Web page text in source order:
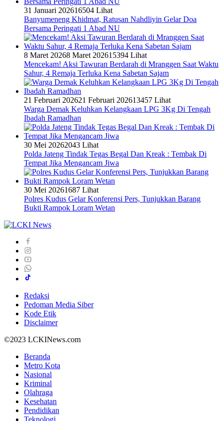
31 Januari 202616504 Lihat
Banyumeneng Khidmat, Ratusan Nahdliyin Gelar Doa
Bersama Peringati 1 Abad NU
8 Maret 20268 Maret 202615394 Lihat
Mencekam! Aksi Tawuran Berdarah di Mranggen Saat Waktu
Sahur, 4 Remaja Terluka Kena Sabetan Sajam
21 Februari 202621 Februari 202613457 Lihat
Warga Demak Keluhkan Kelangkaan LPG 3Kg Di Tengah
Ibadah Ramadhan
30 Mei 20262043 Lihat
Polda Jateng Tindak Tegas Begal Dan Kreak : Tembak Di
Tempat Jika Mengancam Jiwa
30 Mei 20261687 Lihat
Polres Kudus Gelar Konferensi Pers, Tunjukkan Barang
Bukti Rampok Loram Wetan
Redaksi
Pedoman Media Siber
Kode Etik
Disclaimer
©2023 LCKINews.com
Beranda
Metro Kota
Nasional
Kriminal
Olahraga
Kesehatan
Pendidikan
Teknologi